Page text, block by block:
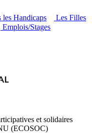
les Handicaps
Les Filles
Emplois/Stages
et solidaires
(ECOSOC)